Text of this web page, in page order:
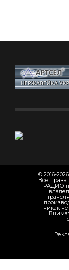
© 2016-
Все
РАДИО
никак